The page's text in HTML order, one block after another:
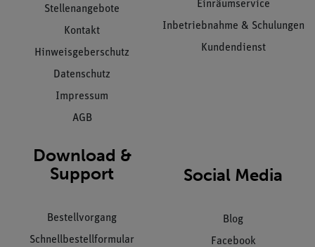
Stellenangebote
Kontakt
Hinweisgeberschutz
Datenschutz
Impressum
AGB
Einräumservice
Inbetriebnahme & Schulungen
Kundendienst
Download &
Support
Bestellvorgang
Schnellbestellformular
Social Media
Blog
Facebook